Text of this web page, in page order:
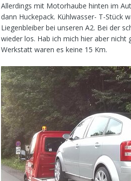
Allerdings mit Motorhaube hinten im
dann Huckepack. Kühlwasser- T-Stück
Liegenbleiber bei unseren A2. Bei der
wieder los. Hab ich mich hier aber
Werkstatt waren es keine 15 Km.